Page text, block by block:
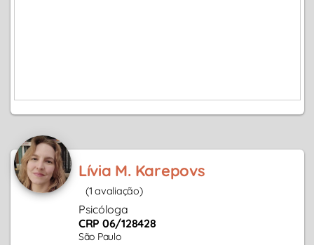
Lívia M. Karepovs
(1 avaliação)
Psicóloga
CRP 06/128428
São Paulo